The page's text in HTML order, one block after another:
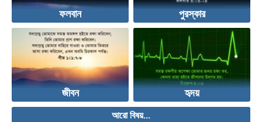
ফলবান পুরস্কার
জীবন হৃদয়
আরো বিষয়...